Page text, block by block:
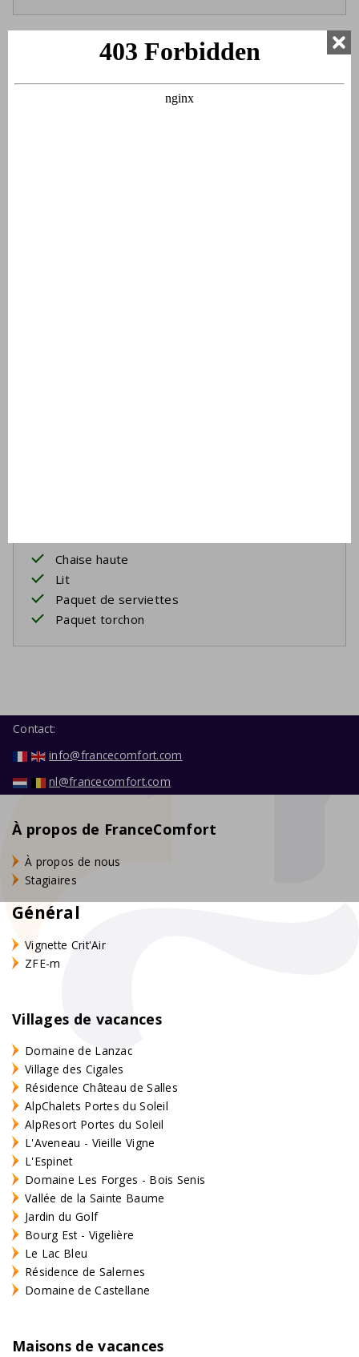
Salle de bain
Chaise haute
Lit
Paquet de serviettes
Paquet torchon
Contact:
info@francecomfort.com
nl@francecomfort.com
À propos de FranceComfort
À propos de nous
Stagiaires
Général
Vignette Crit'Air
ZFE-m
Villages de vacances
Domaine de Lanzac
Village des Cigales
Résidence Château de Salles
AlpChalets Portes du Soleil
AlpResort Portes du Soleil
L'Aveneau - Vieille Vigne
L'Espinet
Domaine Les Forges - Bois Senis
Vallée de la Sainte Baume
Jardin du Golf
Bourg Est - Vigelière
Le Lac Bleu
Résidence de Salernes
Domaine de Castellane
Maisons de vacances